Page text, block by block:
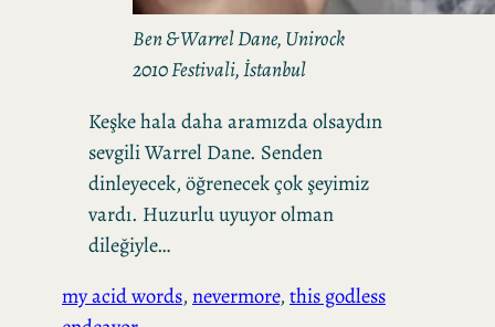
Ben & Warrel Dane, Unirock
2010 Festivali, İstanbul
Keşke hala daha aramızda olsaydın
sevgili Warrel Dane. Senden
dinleyecek, öğrenecek çok şeyimiz
vardı. Huzurlu uyuyor olman
dileğiyle…
my acid words, nevermore, this godless